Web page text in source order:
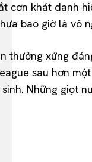
cơn khát danh
bao giờ là vô
thưởng xứng
sau hơn
Những giọt